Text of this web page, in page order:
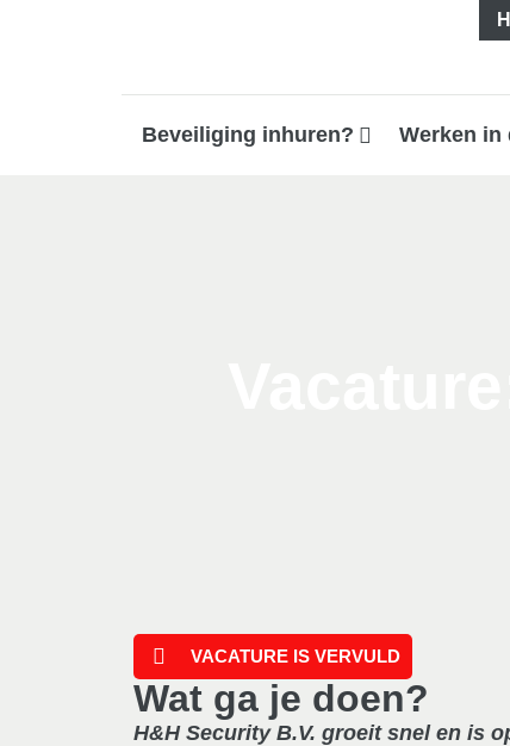
Beveiliging inhuren? Werken in
VACATURE IS VERVULD
Wat ga je doen?
H&H Security B.V. groeit snel en is